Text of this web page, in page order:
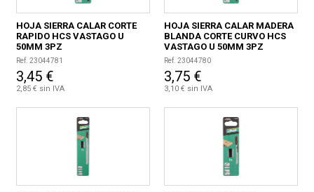
HOJA SIERRA CALAR CORTE
RAPIDO HCS VASTAGO U
50MM 3PZ
Ref. 23044781
3,45 €
2,85 € sin IVA
HOJA SIERRA CALAR MADERA
BLANDA CORTE CURVO HCS
VASTAGO U 50MM 3PZ
Ref. 23044780
3,75 €
3,10 € sin IVA